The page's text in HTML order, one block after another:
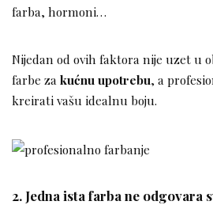
farba, hormoni…
Nijedan od ovih faktora nije uzet u
farbe za kućnu upotrebu, a
kreirati vašu idealnu boju.
2. Jedna ista farba ne odgovara